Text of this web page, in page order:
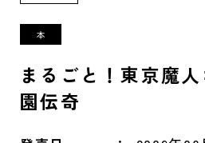
まるごと！東京魔
園伝奇